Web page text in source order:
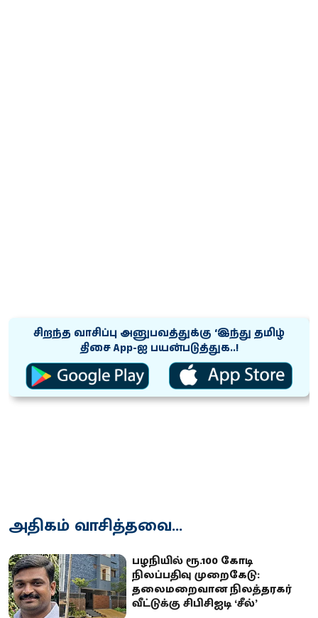
சிறந்த வாசிப்பு அனுபவத்துக்கு ‘இந்து தமிழ்
திசை App-ஐ பயன்படுத்துக..!
அதிகம் வாசித்தவை...
பழநியில் ரூ.100 கோடி
நிலப்பதிவு முறைகேடு:
தலைமறைவான நிலத்தரகர்
வீட்டுக்கு சிபிசிஐடி ‘சீல்’